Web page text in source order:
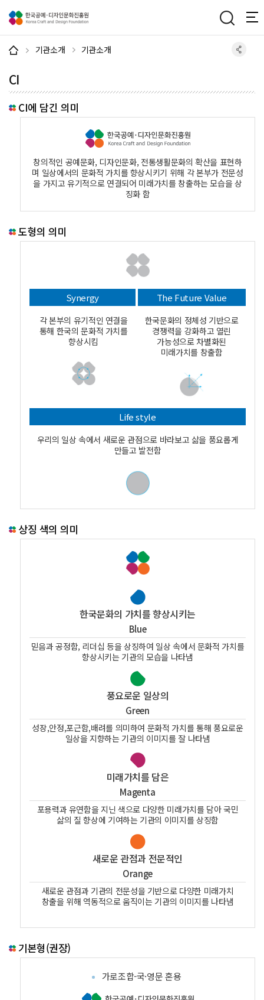
기관소개 기관소개
CI
CI에 담긴 의미
창의적인 공예문화, 디자인문화, 전통생활문화의 확산을 표현하
며 일상에서의 문화적 가치를 향상시키기 위해 각 본부가 전문성
을 가지고 유기적으로 연결되어 미래가치를 창출하는 모습을 상
징화 함
도형의 의미
Synergy
각 본부의 유기적인 연결을
통해 한국의 문화적 가치를
향상시킴
The Future Value
한국문화의 정체성 기반으로
경쟁력을 강화하고 열린
가능성으로 차별화된
미래가치를 창출함
Life style
우리의 일상 속에서 새로운 관점으로 바라보고 삶을 풍요롭게
만들고 발전함
상징 색의 의미
한국문화의 가치를 향상시키는
Blue
믿음과 공정함, 리더십 등을 상징하여 일상 속에서 문화적 가치를
향상시키는 기관의 모습을 나타냄
풍요로운 일상의
Green
성장,안정,포근함,배려를 의미하여 문화적 가치를 통해 풍요로운
일상을 지향하는 기관의 이미지를 잘 나타냄
미래가치를 담은
Magenta
포용력과 유연함을 지닌 색으로 다양한 미래가치를 담아 국민
삶의 질 향상에 기여하는 기관의 이미지를 상징함
새로운 관점과 전문적인
Orange
새로운 관점과 기관의 전문성을 기반으로 다양한 미래가치
창출을 위해 역동적으로 움직이는 기관의 이미지를 나타냄
기본형(권장)
가로조합-국·영문 혼용